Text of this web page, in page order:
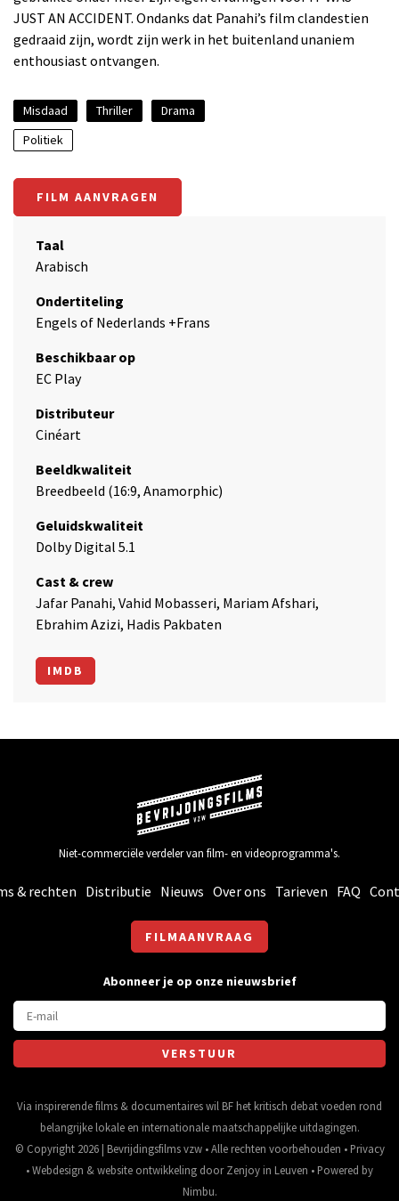
JUST AN ACCIDENT. Ondanks dat Panahi’s film clandestien
gedraaid zijn, wordt zijn werk in het buitenland unaniem
enthousiast ontvangen.
Misdaad Thriller
Drama
Politiek
FILM AANVRAGEN
Taal
Arabisch
Ondertiteling
Engels of Nederlands +Frans
Beschikbaar op
EC Play
Distributeur
Cinéart
Beeldkwaliteit
Breedbeeld (16:9, Anamorphic)
Geluidskwaliteit
Dolby Digital 5.1
Cast & crew
Jafar Panahi, Vahid Mobasseri, Mariam Afshari,
Ebrahim Azizi, Hadis Pakbaten
IMDB
Niet-commerciële verdeler van film- en videoprogramma's.
& rechten Distributie Nieuws Over ons Tarieven FAQ
FILMAANVRAAG
Abonneer je op onze nieuwsbrief
Via inspirerende films & documentaires wil BF het kritisch debat voeden rond
belangrijke lokale en internationale maatschappelijke uitdagingen.
© Copyright 2026 | Bevrijdingsfilms vzw • Alle rechten voorbehouden • Privacy
•Webdesign & website ontwikkeling doorZenjoy in Leuven • Powered by
Nimbu.